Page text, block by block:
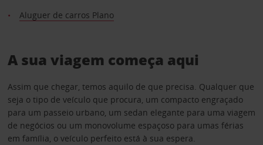
Aluguer de carros Plano
A sua viagem começa aqui
Assim que chegar, temos aquilo de que precisa. Qualquer que
seja o tipo de veículo que procura, um compacto engraçado
para um passeio urbano, um sedan elegante para uma viagem
de negócios ou um monovolume espaçoso para umas férias
em família, o veículo perfeito está à sua espera.